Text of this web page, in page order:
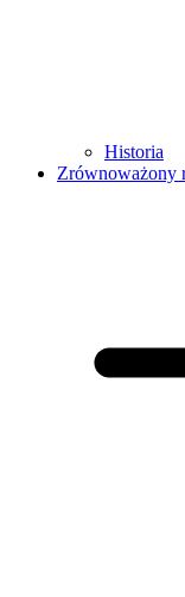
Historia
Zrównoważony